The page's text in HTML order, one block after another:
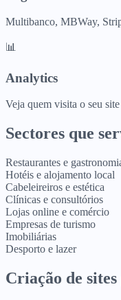
Multibanco, MBWay,
📊
Analytics
Veja quem visita o seu
Sectores que
Restaurantes e
Hotéis e alojamento local
Cabeleireiros e estética
Clínicas e consultórios
Lojas online e comércio
Empresas de turismo
Imobiliárias
Desporto e lazer
Criação de